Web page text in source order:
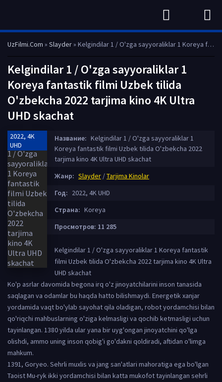
UzFilmi.Com » Slayder» Kelgindilar 1 / O'zga sayyoraliklar 1 Koreya fantastik filmi Uzbek tilida O'zbekcha 2022 tarjima kino 4K Ultra UHD skachat
Kelgindilar 1 / O'zga sayyoraliklar 1
Koreya fantastik filmi Uzbek tilida
O'zbekcha 2022 tarjima kino 4K Ultra
UHD skachat
2022, 4K
UHD
Название: Kelgindilar 1 / O'zga sayyoraliklar 1
Koreya fantastik filmi Uzbek tilida O'zbekcha 2022
tarjima kino 4K Ultra UHD skachat
Жанр: Slayder /Tarjima Kinolar
Год: 2022, 4K UHD
Страна: Koreya
Просмотров: 11 285
Kelgindilar 1 / O'zga sayyoraliklar 1 Koreya fantastik
filmi Uzbek tilida O'zbekcha 2022 tarjima kino 4K Ultra
UHD skachat
Ko'p asrlar davomida begona irq o'z jinoyatchilarini inson tanasida
saqlagan va odamlar bu haqda hatto bilishmaydi. Energetik xanjar
yordamida vaqt bo'ylab sayohat qila oladigan, robot yordamchisi bilan
qo'riqchi mahbuslarning o'ziga kelmasligi va qochib ketmasligi uchun
tayinlangan. 1380 yilda ular yana bir uyg'ongan jinoyatchini qo'lga
olishdi, ammo uning inson qobig'i go'dakni qoldiradi, aftidan o'limga
mahkum.
1391, Goryeo. Sehrli muxlis va jang san'atlari mahoratiga ega bo'lgan
Taoist Mu-ryk ikki yordamchisi bilan katta mukofot tayinlangan sehrli